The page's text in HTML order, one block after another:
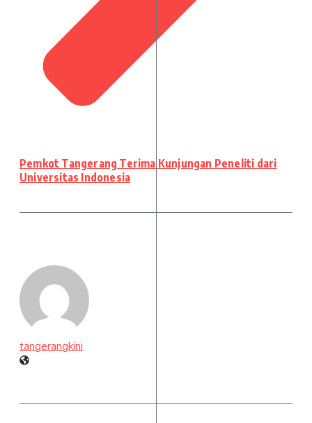
Pemkot Tangerang Terima Kunjungan Peneliti dari
Universitas Indonesia
tangerangkini